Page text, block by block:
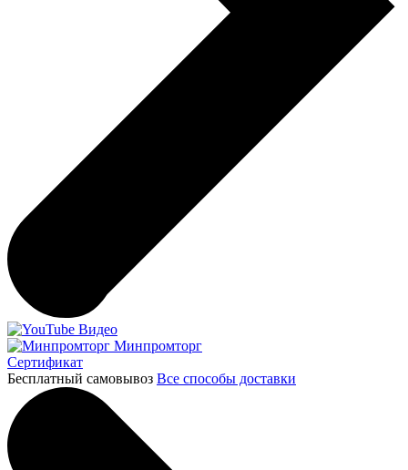
Видео
Минпромторг
Сертификат
Бесплатный самовывоз Все способы доставки